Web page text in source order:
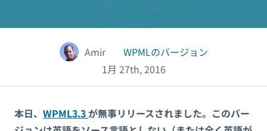
Amir
WPMLのバージョン
1月 27th, 2016
本日、 WPML3.3が無事リリースされました。このバー